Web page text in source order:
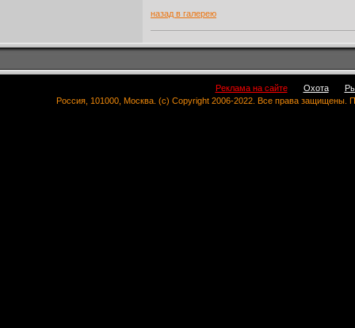
назад в галерею
Реклама на сайте Охота
Россия, 101000, Москва. (c) Copyright 2006-2022. Все права защищены.